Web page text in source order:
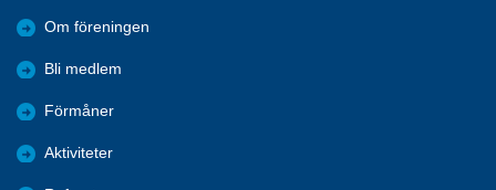
Om föreningen
Bli medlem
Förmåner
Aktiviteter